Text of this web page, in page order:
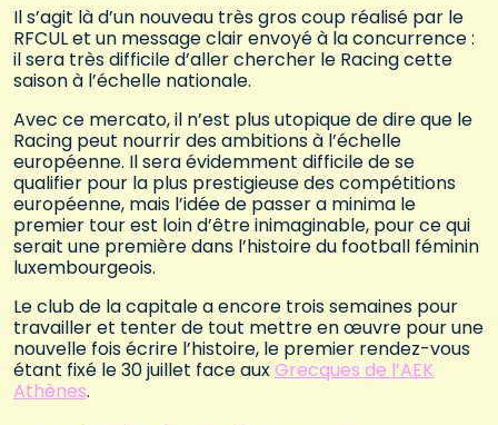
Il s’agit là d’un nouveau très gros coup réalisé par le
RFCUL et un message clair envoyé à la concurrence :
il sera très difficile d’aller chercher le Racing cette
saison à l’échelle nationale.
Avec ce mercato, il n’est plus utopique de dire que le
Racing peut nourrir des ambitions à l’échelle
européenne. Il sera évidemment difficile de se
qualifier pour la plus prestigieuse des compétitions
européenne, mais l’idée de passer a minima le
premier tour est loin d’être inimaginable, pour ce qui
serait une première dans l’histoire du football féminin
luxembourgeois.
Le club de la capitale a encore trois semaines pour
travailler et tenter de tout mettre en œuvre pour une
nouvelle fois écrire l’histoire, le premier rendez-vous
étant fixé le 30 juillet face auxGrecques de l’AEK
Athènes.